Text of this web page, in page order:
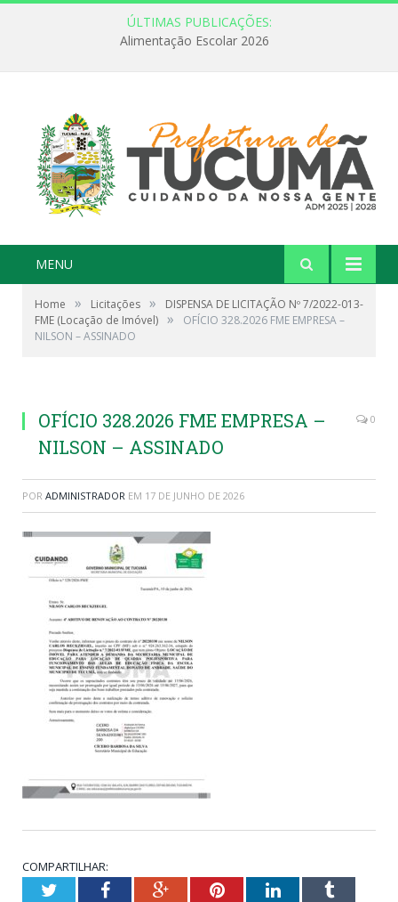
ÚLTIMAS PUBLICAÇÕES:
Alimentação Escolar 2026
MENU
Home » Licitações »
DISPENSA DE LICITAÇÃO Nº 7/2022-013-
FME (Locação de Imóvel) »
OFÍCIO 328.2026 FME EMPRESA –
NILSON – ASSINADO
OFÍCIO 328.2026 FME EMPRESA –
NILSON – ASSINADO
0
POR ADMINISTRADOR EM 17 DE JUNHO DE 2026
COMPARTILHAR:
TwitterFacebookGoogle+PinterestLinkedInTumblr